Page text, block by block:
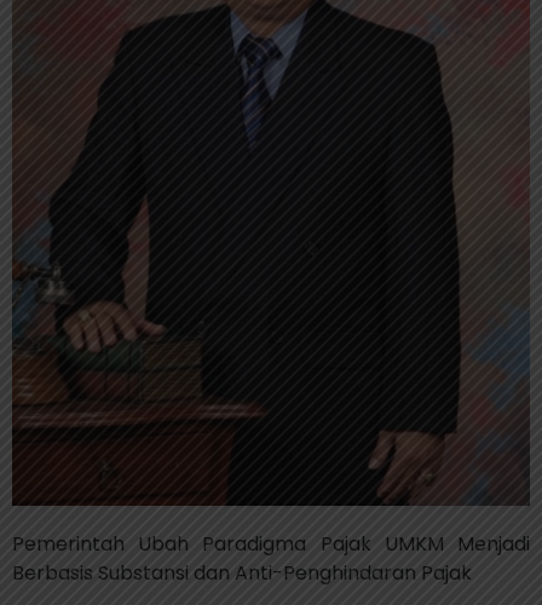
Pemerintah Ubah Paradigma Pajak UMKM Menjadi
Berbasis Substansi dan Anti-Penghindaran Pajak